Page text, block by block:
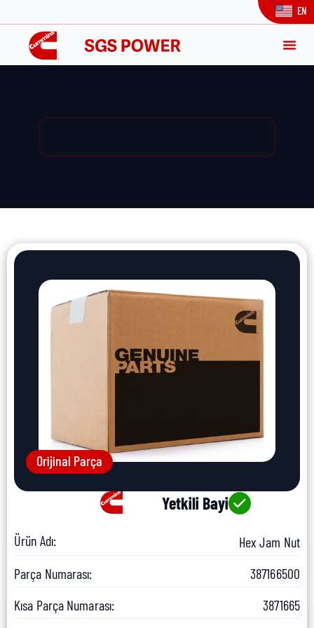
EN
Orijinal Parça
Yetkili Bayi
Ürün Adı:
Hex Jam Nut
Parça Numarası:
387166500
Kısa Parça Numarası:
3871665